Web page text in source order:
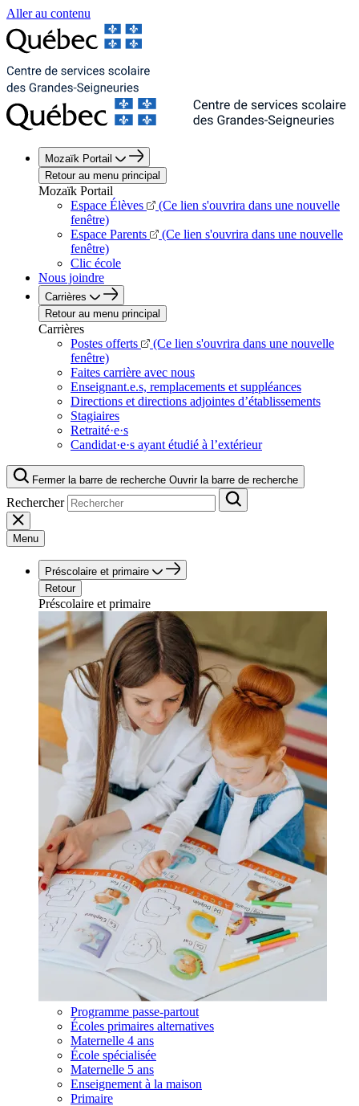
Aller au contenu
Mozaïk Portail
Retour au menu principal
Mozaïk Portail
Espace Élèves
(Ce lien s'ouvrira dans une nouvelle
fenêtre)
Espace Parents
(Ce lien s'ouvrira dans une nouvelle
fenêtre)
Clic école
Nous joindre
Carrières
Retour au menu principal
Carrières
Postes offerts
(Ce lien s'ouvrira dans une nouvelle
fenêtre)
Faites carrière avec nous
Enseignant.e.s, remplacements et suppléances
Directions et directions adjointes d’établissements
Stagiaires
Retraité·e·s
Candidat·e·s ayant étudié à l’extérieur
Fermer la barre de recherche Ouvrir la barre de recherche
Rechercher
Menu
Préscolaire et primaire
Retour
Préscolaire et primaire
Programme passe-partout
Écoles primaires alternatives
Maternelle 4 ans
École spécialisée
Maternelle 5 ans
Enseignement à la maison
Primaire